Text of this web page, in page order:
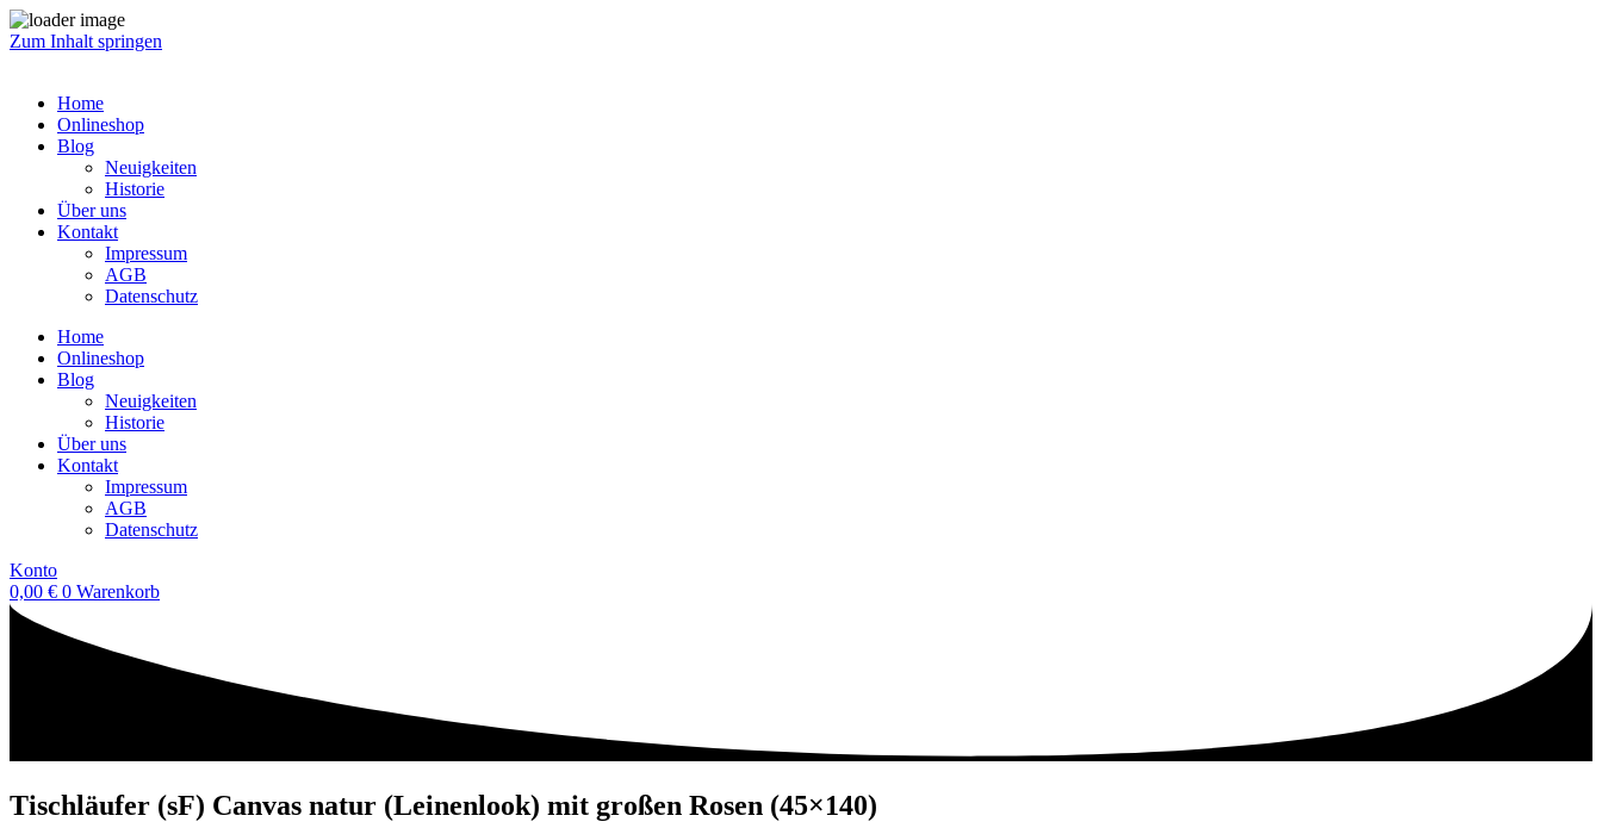
Zum Inhalt springen
Home
Onlineshop
Blog
Neuigkeiten
Historie
Über uns
Kontakt
Impressum
AGB
Datenschutz
Home
Onlineshop
Blog
Neuigkeiten
Historie
Über uns
Kontakt
Impressum
AGB
Datenschutz
Konto
0,00 € 0 Warenkorb
Tischläufer (sF) Canvas natur (Leinenlook) mit großen Rosen (45×140)